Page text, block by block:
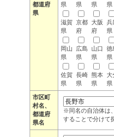
都道府
県
県
県
県
県
滋賀
県
京都
府
大阪
府
兵
県
岡山
県
広島
県
山口
県
徳
県
佐賀
県
長崎
県
熊本
県
大
県
市区町
村名、
都道府
県名
※同名の自治体は
することで分けて